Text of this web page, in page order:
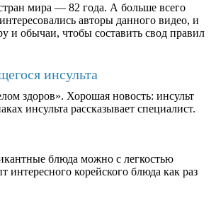
мира — 82 года. А больше всего
авторы данного видео, и
и обычаи, чтобы составить свод правил
инсульта
здоров». Хорошая новость: инсульт
инсульта рассказывает специалист.
блюда можно с легкостью
корейского блюда как раз